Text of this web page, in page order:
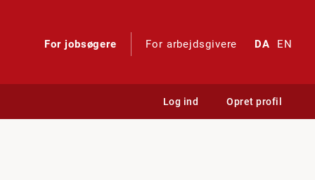
For jobsøgere For arbejdsgivere DA EN
Log ind Opret profil